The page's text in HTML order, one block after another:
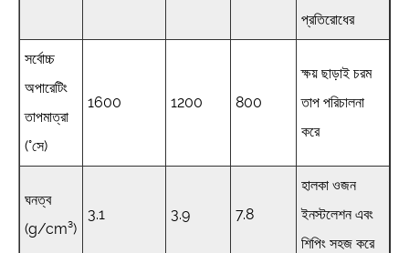
প্রতিরোধের
সর্বোচ্চ
অপারেটিং
তাপমাত্রা
(°সে)
1600 1200 800
ক্ষয় ছাড়াই চরম
তাপ পরিচালনা
করে
ঘনত্ব
(g/cm³)
3.1 3.9 7.8
হালকা ওজন
ইনস্টলেশন এবং
শিপিং সহজ করে